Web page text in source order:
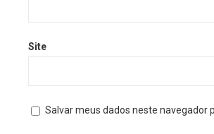
Site
Salvar meus dados neste navegador